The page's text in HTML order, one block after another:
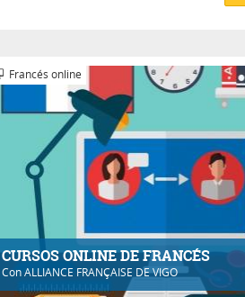
CURSOS ONLINE DE FRANCÉS
ConALLIANCE FRANÇAISE DE VIGO
Francés online